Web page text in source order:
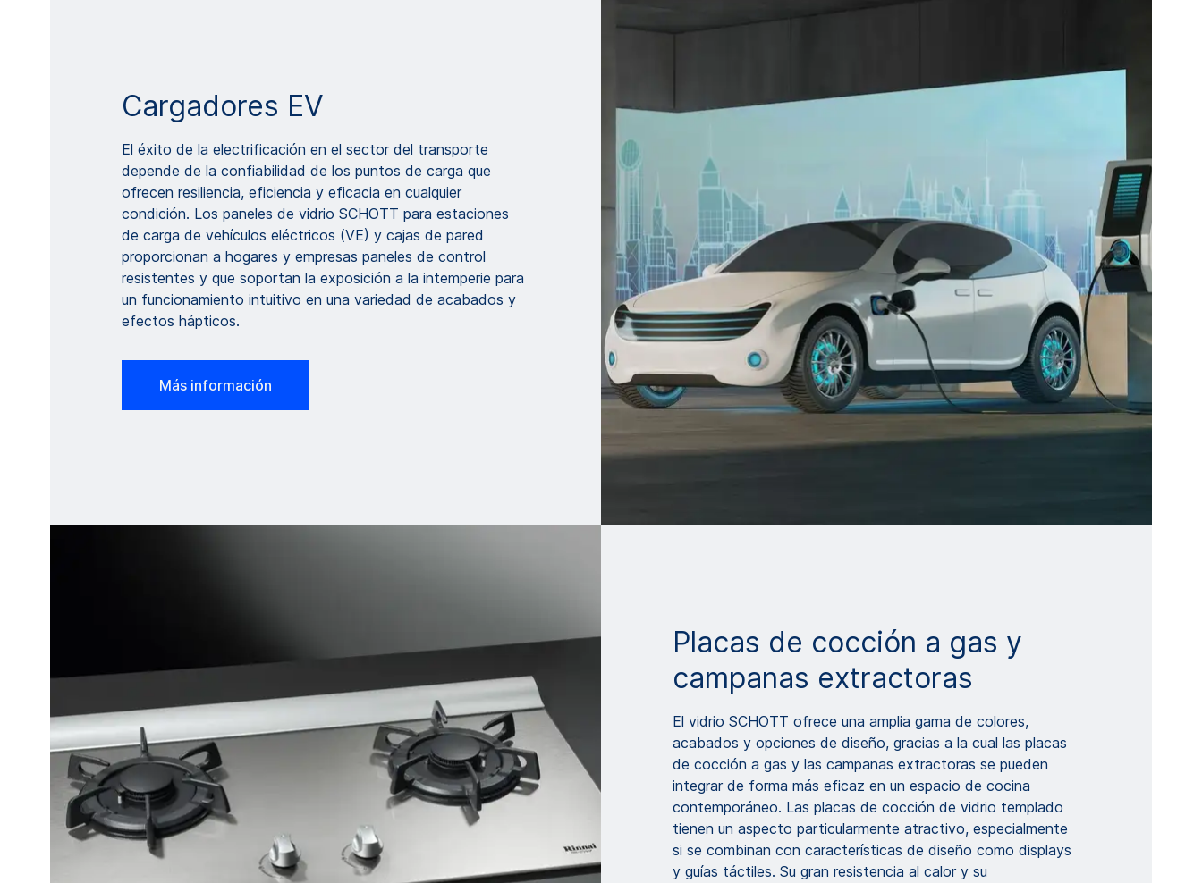
Cargadores EV
El éxito de la electrificación en el sector del transporte
depende de la confiabilidad de los puntos de carga que
ofrecen resiliencia, eficiencia y eficacia en cualquier
condición. Los paneles de vidrio SCHOTT para estaciones
de carga de vehículos eléctricos (VE) y cajas de pared
proporcionan a hogares y empresas paneles de control
resistentes y que soportan la exposición a la intemperie para
un funcionamiento intuitivo en una variedad de acabados y
efectos hápticos.
Más información
Placas de cocción a gas y
campanas extractoras
El vidrio SCHOTT ofrece una amplia gama de colores,
acabados y opciones de diseño, gracias a la cual las placas
de cocción a gas y las campanas extractoras se pueden
integrar de forma más eficaz en un espacio de cocina
contemporáneo. Las placas de cocción de vidrio templado
tienen un aspecto particularmente atractivo, especialmente
si se combinan con características de diseño como displays
y guías táctiles. Su gran resistencia al calor y su